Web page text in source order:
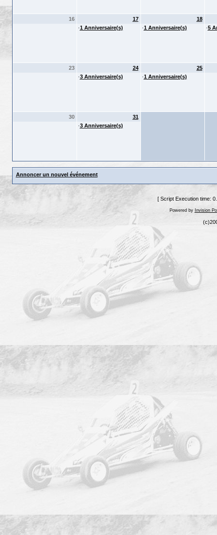
16
17
·1 Anniversaire(s)
18
·1 Anniversaire(s) ·5
23
24
·3 Anniversaire(s)
25
·1 Anniversaire(s)
30
31
·3 Anniversaire(s)
Annoncer un nouvel événement
[ Script Execution time:
Powered by Invision